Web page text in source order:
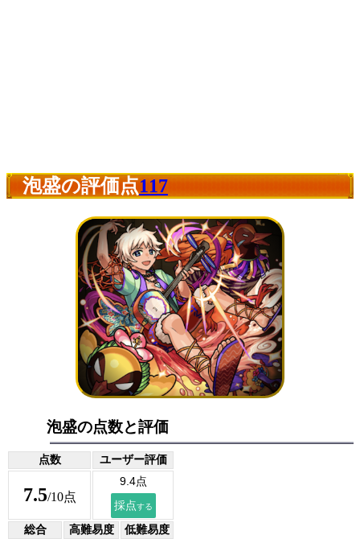
泡盛の評価点117
泡盛の点数と評価
点数 ユーザー評価
7.5/10点
総合 高難易度 低難易度